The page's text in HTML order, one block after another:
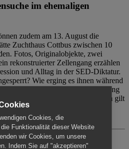
im ehemaligen
zudem am 13. August die
Zuchthaus Cottbus zwischen 10
Fotos, Originalobjekte, zwei
rekonstruierter Zellengang erzählen
und Alltag in der SED-Diktatur.
Wie erging es ihnen während
erfolgt individuell ohne Betreuung
Cottbus. Für Begleitpersonen gilt
5€).
Cookies, die
Funktionalität dieser Website
wir Cookies, um unsere
Indem Sie auf "akzeptieren"